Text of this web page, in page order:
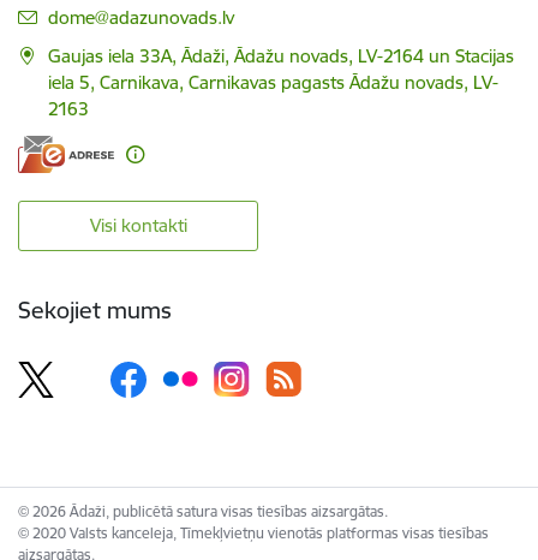
E-pasts:
dome@adazunovads.lv
Gaujas iela 33A, Ādaži, Ādažu novads, LV-2164 un Stacijas
iela 5, Carnikava, Carnikavas pagasts Ādažu novads, LV-
2163
Visi kontakti
Sekojiet mums
© 2026 Ādaži, publicētā satura visas tiesības aizsargātas.
© 2020 Valsts kanceleja, Tīmekļvietņu vienotās platformas visas tiesības
aizsargātas.